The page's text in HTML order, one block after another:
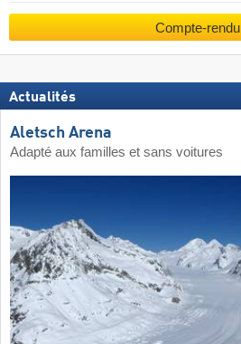
Compte-rendu
Actualités
Aletsch Arena
Adapté aux familles et sans voitures